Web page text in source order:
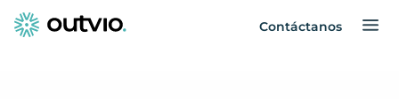
Contáctanos